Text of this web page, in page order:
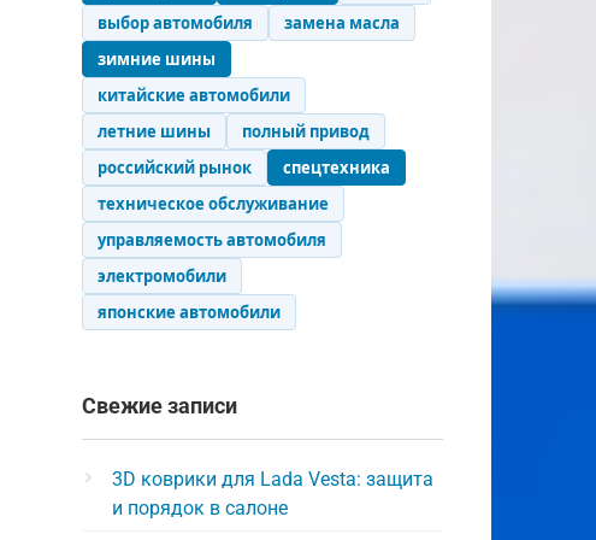
выбор автомобиля
замена масла
зимние шины
китайские автомобили
летние шины
полный привод
российский рынок
спецтехника
техническое обслуживание
управляемость автомобиля
электромобили
японские автомобили
Свежие записи
3D коврики для Lada Vesta: защита
и порядок в салоне